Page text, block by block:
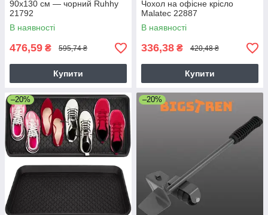
90х130 см — чорний Ruhhy
21792
В наявності
476,59 ₴ 595,74 ₴
Купити
Чохол на офісне крісло
Malatec 22887
В наявності
336,38 ₴ 420,48 ₴
Купити
–20% –20%